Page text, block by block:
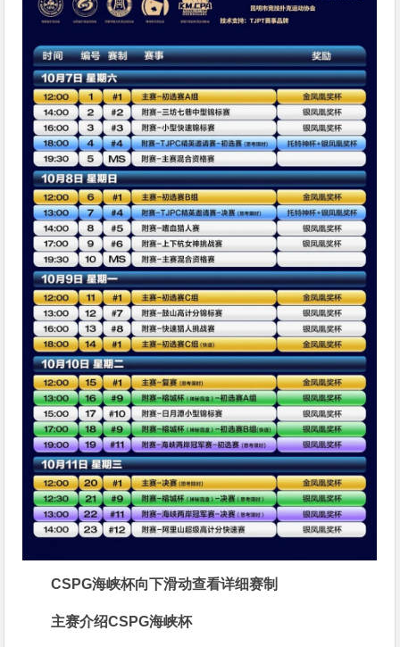
CSPG海峡杯向下滑动查看详细赛制
主赛介绍CSPG海峡杯